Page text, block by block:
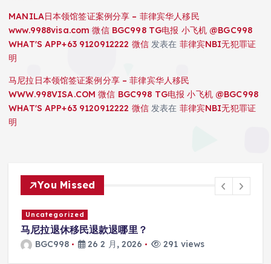
MANILA日本领馆签证案例分享 – 菲律宾华人移民
www.9988visa.com 微信 BGC998 TG电报 小飞机 @BGC998
WHAT'S APP+63 9120912222 微信发表在 菲律宾NBI无犯罪证
明
马尼拉日本领馆签证案例分享 – 菲律宾华人移民
WWW.998VISA.COM 微信 BGC998 TG电报 小飞机 @BGC998
WHAT'S APP+63 9120912222 微信发表在 菲律宾NBI无犯罪证
明
You Missed
款退哪里？
2 月, 2026 291 views BGC998